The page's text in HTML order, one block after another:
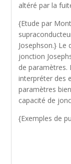
altéré par la
{Etude par
Josephson.} Le
jonction
de paramètres.
interpréter des
paramètres
capacité de
{Exemples de